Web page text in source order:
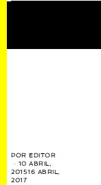
POREDITOR
10 ABRIL,
201516 ABRIL,
2017